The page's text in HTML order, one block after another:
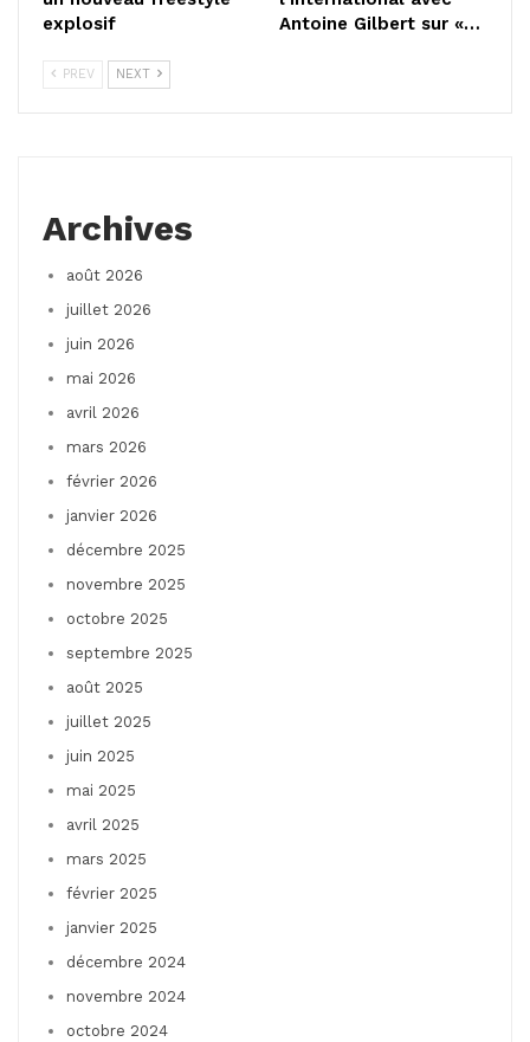
explosif
Antoine Gilbert sur «…
PREV NEXT
Archives
août 2026
juillet 2026
juin 2026
mai 2026
avril 2026
mars 2026
février 2026
janvier 2026
décembre 2025
novembre 2025
octobre 2025
septembre 2025
août 2025
juillet 2025
juin 2025
mai 2025
avril 2025
mars 2025
février 2025
janvier 2025
décembre 2024
novembre 2024
octobre 2024